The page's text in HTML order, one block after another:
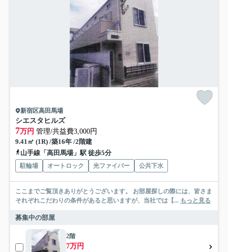
新宿区高田馬場
シエスタヒルズ
7万円 管理/共益費3,000円
9.41㎡ (1R) /築16年 /2階建
山手線「高田馬場」駅 徒歩5分
駐輪場 オートロック 光ファイバー 公共下水
ここまでご覧頂きありがとうございます。 お部屋探しの際には、皆さま
それぞれこだわりの条件があると思いますが、当社では【... もっと見る
募集中の部屋
2階
7万円